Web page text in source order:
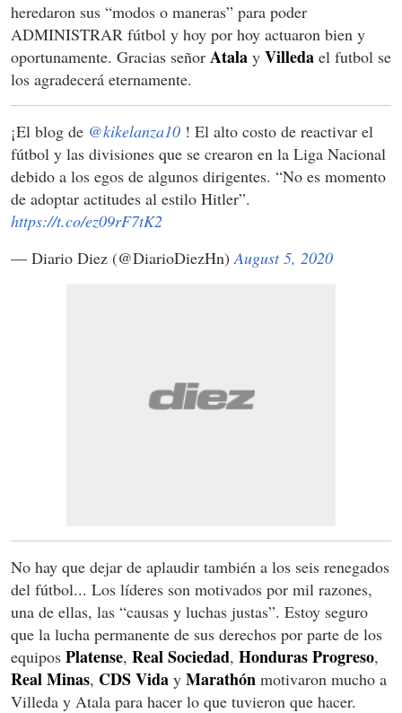
heredaron sus “modos o maneras” para poder
ADMINISTRAR fútbol y hoy por hoy actuaron bien y
oportunamente. Gracias señor Atala y Villeda el futbol se
los agradecerá eternamente.
¡El blog de @kikelanza10 ! El alto costo de reactivar el
fútbol y las divisiones que se crearon en la Liga Nacional
debido a los egos de algunos dirigentes. “No es momento
de adoptar actitudes al estilo Hitler”.
https://t.co/ez09rF7tK2
— Diario Diez (@DiarioDiezHn)August 5, 2020
No hay que dejar de aplaudir también a los seis renegados
del fútbol... Los líderes son motivados por mil razones,
una de ellas, las “causas y luchas justas”. Estoy seguro
que la lucha permanente de sus derechos por parte de los
equipos Platense, Real Sociedad, Honduras Progreso,
Real Minas, CDS Vida y Marathón motivaron mucho a
Villeda y Atala para hacer lo que tuvieron que hacer.